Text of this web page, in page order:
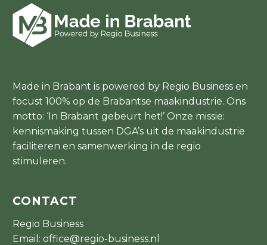
Made in Brabant is powered by Regio Business en
focust 100% op de Brabantse maakindustrie. Ons
motto: ‘In Brabant gebeurt het!’ Onze missie:
kennismaking tussen DGA’s uit de maakindustrie
faciliteren en samenwerking in de regio
stimuleren.
CONTACT
Regio Business
Email: office@regio-business.nl